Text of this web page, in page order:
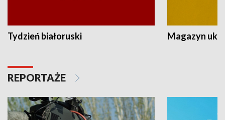
Tydzień białoruski Magazyn
REPORTAŻE